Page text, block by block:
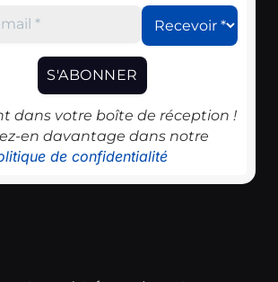
dans votre boîte de réception !
en davantage dans notre
de confidentialité